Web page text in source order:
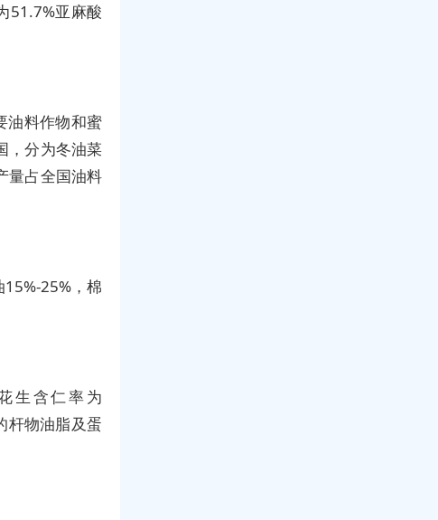
51.7%亚麻酸
油料作物和蜜
，分为冬油菜
量占全国油料
25%，棉
生含仁率为
杆物油脂及蛋